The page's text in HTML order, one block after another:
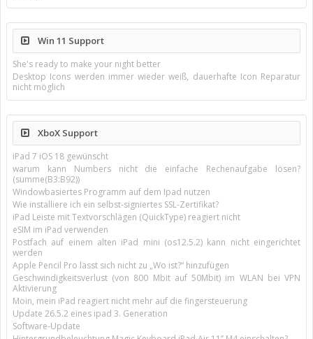
Win 11 Support
She's ready to make your night better
Desktop Icons werden immer wieder weiß, dauerhafte Icon Reparatur
nicht möglich
XboX Support
iPad 7 iOS 18 gewünscht
warum kann Numbers nicht die einfache Rechenaufgabe lösen?
(summe(B3:B92))
Windowbasiertes Programm auf dem Ipad nutzen
Wie installiere ich ein selbst-signiertes SSL-Zertifikat?
iPad Leiste mit Textvorschlägen (QuickType) reagiert nicht
eSIM im iPad verwenden
Postfach auf einem alten iPad mini (os12.5.2) kann nicht eingerichtet
werden
Apple Pencil Pro lässt sich nicht zu „Wo ist?“ hinzufügen
Geschwindigkeitsverlust (von 800 Mbit auf 50Mbit) im WLAN bei VPN
Aktivierung
Moin, mein iPad reagiert nicht mehr auf die fingersteuerung
Update 26.5.2 eines ipad 3. Generation
Software-Update